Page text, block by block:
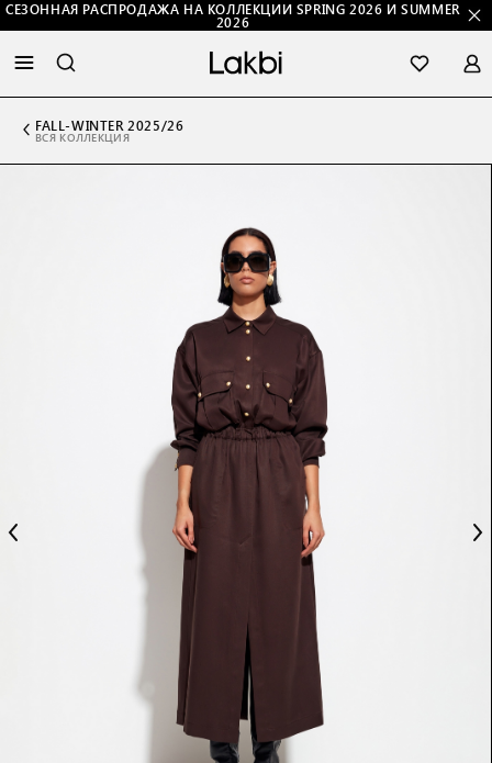
СЕЗОННАЯ РАСПРОДАЖА НА КОЛЛЕКЦИИ SPRING 2026 И SUMMER
2026
FALL-WINTER 2025/26
ВСЯ КОЛЛЕКЦИЯ